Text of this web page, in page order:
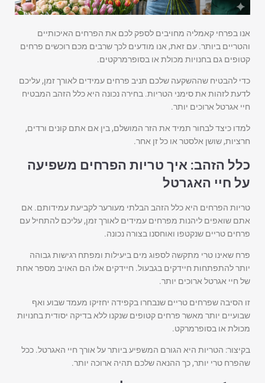
אנו בפרחי קאמליה מחויבים לספק לכם את הפרחים האיכותיים
והטריים ביותר. עם זאת, אנו מודעים לכך שרבים מכם רוכשים פרחים
קטופים גם בחנויות מכולת או בסופרמרקטים.
כדי להבטיח שההשקעה שלכם תניב פרחים עמידים לאורך זמן, עליכם
לדעת לזהות את סימני הטריות. בחירה נכונה היא כלל הזהב המבטיח
חיי אגרטל ארוכים יותר.
למדו כיצד לבחור תמיד את הזר המושלם, בין אם אתם קונים ורדים,
חרציות, שושן אלסטר או כל זן אחר.
כלל הזהב: איך טריות הפרחים משפיעה
על חיי האגרטל
טריות הפרחים היא כלל הזהב הבלתי מעורער לקביעת עמידותם. אם
אתם שואפים ליהנות מפרחים עמידים לאורך זמן, עליכם להתחיל עם
פרחים טריים שנקטפו ואוחסנו בצורה נכונה.
פרח שאינו טרי מתקשה לספוג מים ביעילות ומפתח רגישות גבוהה
יותר להתפתחות חיידקים בגבעול. חיידקים אלו הם האויב מספר אחת
של חיי אגרטל ארוכים יותר.
זו הסיבה שפרחים טריים שנבחרו בקפידה יחזיקו מעמד שבוע ואף
שבועיים יותר מאשר פרחים קטופים שנקנו ללא בדיקה יסודית בחנויות
מכולת או בסופרמרקט.
בקיצור: הטריות היא הגורם המשפיע ביותר על אורך חיי האגרטל. ככל
שהפרח טרי יותר, כך ההנאה שלכם תהיה ארוכה יותר.